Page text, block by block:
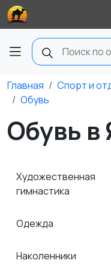
Главная Спорт и
Обувь
Обувь
Художественная
гимнастика
Одежда
Наколенники